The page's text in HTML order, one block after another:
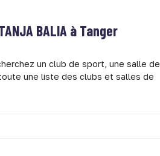
BALIA à Tanger
un club de sport, une salle de
une liste des clubs et salles de